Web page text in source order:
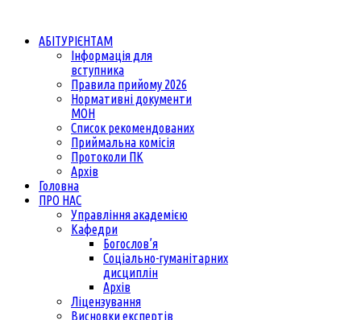
АБІТУРІЄНТАМ
Інформація для
вступника
Правила прийому 2026
Нормативні документи
МОН
Список рекомендованих
Приймальна комісія
Протоколи ПК
Архів
Головна
ПРО НАС
Управління академією
Кафедри
Богослов’я
Соціально-гуманітарних
дисциплін
Архів
Ліцензування
Висновки експертів